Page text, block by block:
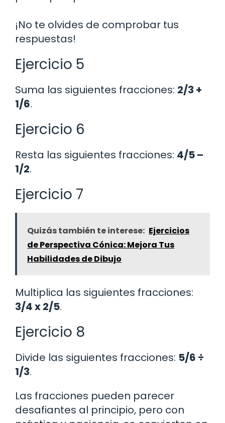
¡No te olvides de comprobar tus
respuestas!
Ejercicio 5
Suma las siguientes fracciones: 2/3 +
1/6.
Ejercicio 6
Resta las siguientes fracciones: 4/5 –
1/2.
Ejercicio 7
Quizás también te interese: Ejercicios
de Perspectiva Cónica: Mejora Tus
Habilidades de Dibujo
Multiplica las siguientes fracciones:
3/4 x 2/5.
Ejercicio 8
Divide las siguientes fracciones: 5/6 ÷
1/3.
Las fracciones pueden parecer
desafiantes al principio, pero con